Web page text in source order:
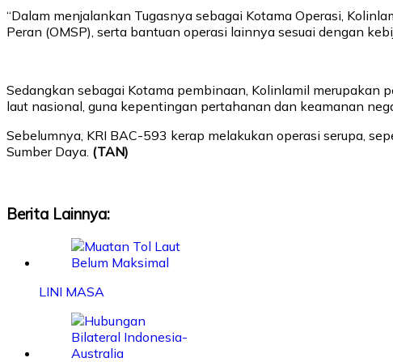
“Dalam menjalankan Tugasnya sebagai Kotama Operasi,
Peran (OMSP), serta bantuan operasi lainnya sesuai dengan
Sedangkan sebagai Kotama pembinaan, Kolinlamil
laut nasional, guna kepentingan pertahanan dan keamanan
Sebelumnya, KRI BAC-593 kerap melakukan operasi serupa,
Sumber Daya. (TAN)
Berita Lainnya:
LINI MASA